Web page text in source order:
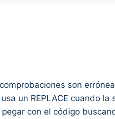
son
un REPLACE cuando
con el código